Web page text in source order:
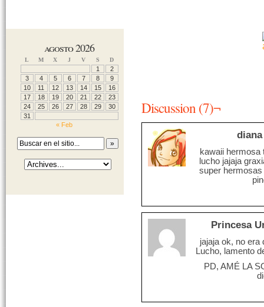
agosto 2026
L M X J V S D
1
2
3
4 5 6 7 8
9
10
11 12 13 14 15
16
17
18 19 20 21 22
23
24
25 26 27 28 29
30
31
« Feb
Discussion (7)¬
diana
kawaii hermosa
lucho jajaja
super
Princesa
jajaja ok, no era
Lucho, lamento
PD, AMÉ LA